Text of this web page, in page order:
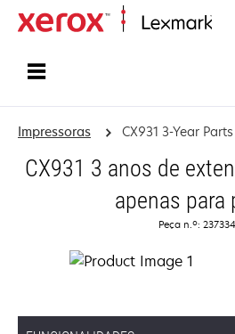
Impressoras CX931 3-Year
CX931 3 anos de
apenas para
Peça n.º: